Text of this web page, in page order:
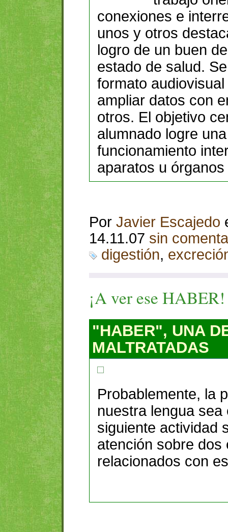
conexiones e
unos y otros
logro de un buen
estado de salud.
formato
ampliar datos con
otros. El objetivo
alumnado logre
funcionamiento
aparatos u
Por Javier Escajedo
14.11.07 sin
digestión,
¡A ver ese HABER!
"HABER", UNA
MALTRATADAS
Probablemente, la
nuestra lengua
siguiente actividad
atención sobre
relacionados con